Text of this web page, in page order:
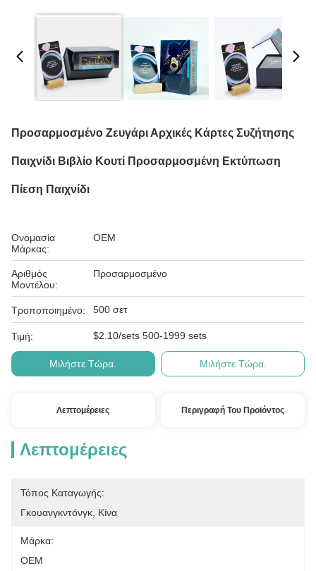
Προσαρμοσμένο Ζευγάρι Αρχικές Κάρτες Συζήτησης
Παιχνίδι Βιβλίο Κουτί Προσαρμοσμένη Εκτύπωση
Πίεση Παιχνίδι
Ονομασία
Μάρκας:
OEM
Αριθμός
Μοντέλου:
Προσαρμοσμένο
Τροποποιημένο: 500 σετ
Τιμή: $2.10/sets 500-1999 sets
Μιλήστε Τώρα. Μιλήστε Τώρα.
Λεπτομέρειες Περιγραφή Του Προϊόντος
Λεπτομέρειες
Τόπος Καταγωγής:
Γκουανγκντόνγκ, Κίνα
Μάρκα:
OEM